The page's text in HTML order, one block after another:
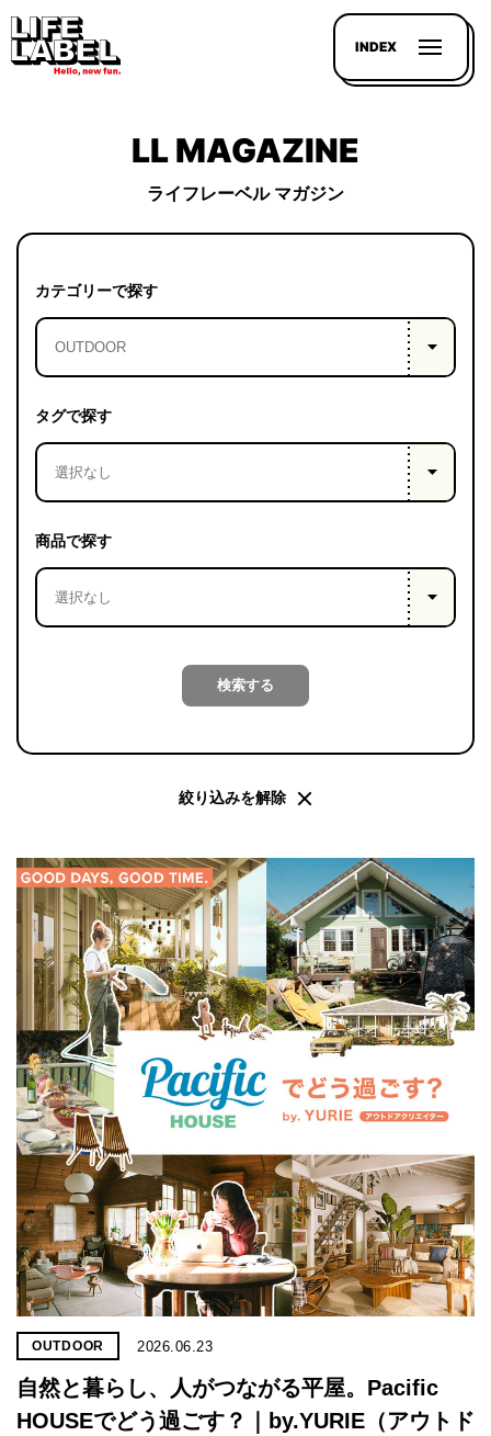
INDEX
UP
PROJECT
LIFE
LABEL
はい
会社概
要
企業の
方へ
お問い
合わせ
プライ
バシー
ポリシ
採用情
報
LL MAGAZINE
ライフレーベル マガジン
カテゴリーで探す
タグで探す
商品で探す
検索する
絞り込みを解除
OUTDOOR 2026.06.23
自然と暮らし、人がつながる平屋。Pacific
HOUSEでどう過ごす？｜by.YURIE（アウトド